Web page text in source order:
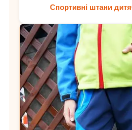
Спортивні штани